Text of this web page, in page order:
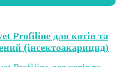
Profiline для котів та
(інсектоакарицид)